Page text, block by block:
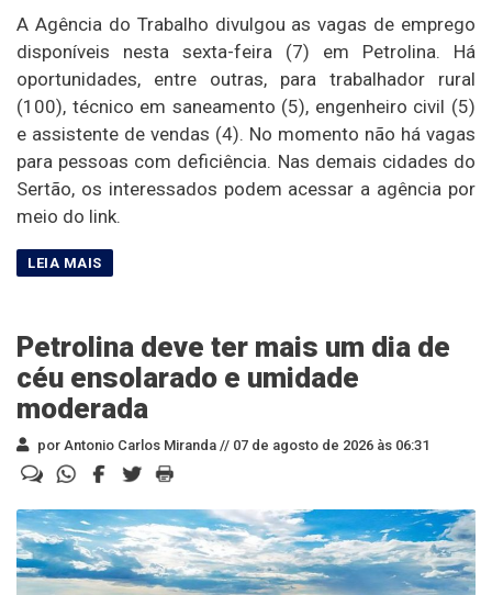
A Agência do Trabalho divulgou as vagas de emprego
disponíveis nesta sexta-feira (7) em Petrolina. Há
oportunidades, entre outras, para trabalhador rural
(100), técnico em saneamento (5), engenheiro civil (5)
e assistente de vendas (4). No momento não há vagas
para pessoas com deficiência. Nas demais cidades do
Sertão, os interessados podem acessar a agência por
meio do link.
Petrolina deve ter mais um dia de
céu ensolarado e umidade
moderada
por Antonio Carlos Miranda // 07 de agosto de 2026 às 06:31